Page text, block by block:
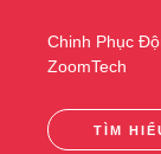
Chinh Phục
ZoomTech